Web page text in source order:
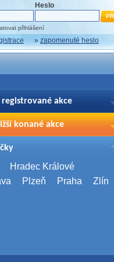
Heslo
přihlášení
» zapomenuté heslo
registrované akce
Vašich registrací na akce
přihlašte.
konané akce
2026
Brno
Server Bootcamp 2026
Hradec Králové
Plzeň Praha Zlín